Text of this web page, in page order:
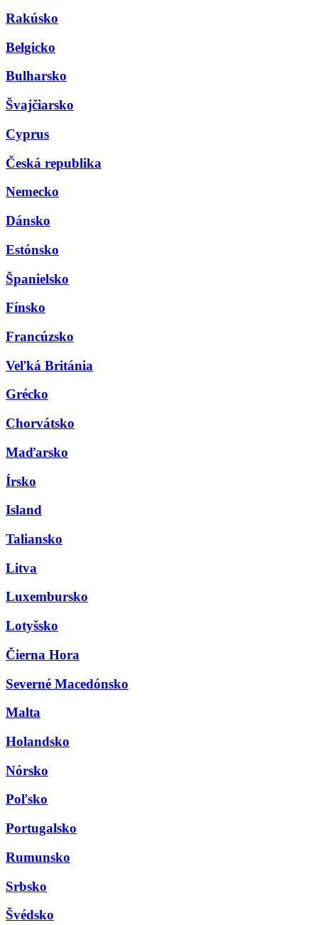
Rakúsko
Belgicko
Bulharsko
Švajčiarsko
Cyprus
Česká republika
Nemecko
Dánsko
Estónsko
Španielsko
Fínsko
Francúzsko
Veľká Británia
Grécko
Chorvátsko
Maďarsko
Írsko
Island
Taliansko
Litva
Luxembursko
Lotyšsko
Čierna Hora
Severné Macedónsko
Malta
Holandsko
Nórsko
Poľsko
Portugalsko
Rumunsko
Srbsko
Švédsko